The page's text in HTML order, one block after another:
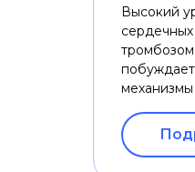
Высокий
механизмы